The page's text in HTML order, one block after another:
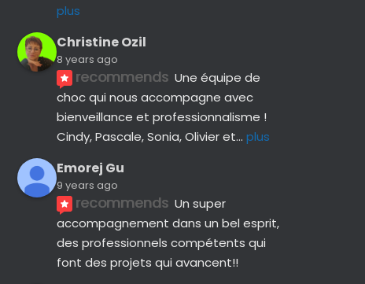
plus
Christine Ozil
8 years ago
recommends Une équipe de
choc qui nous accompagne avec
bienveillance et professionnalisme !
Cindy, Pascale, Sonia, Olivier et... plus
Emorej Gu
9 years ago
recommends Un super
accompagnement dans un bel esprit,
des professionnels compétents qui
font des projets qui avancent!!